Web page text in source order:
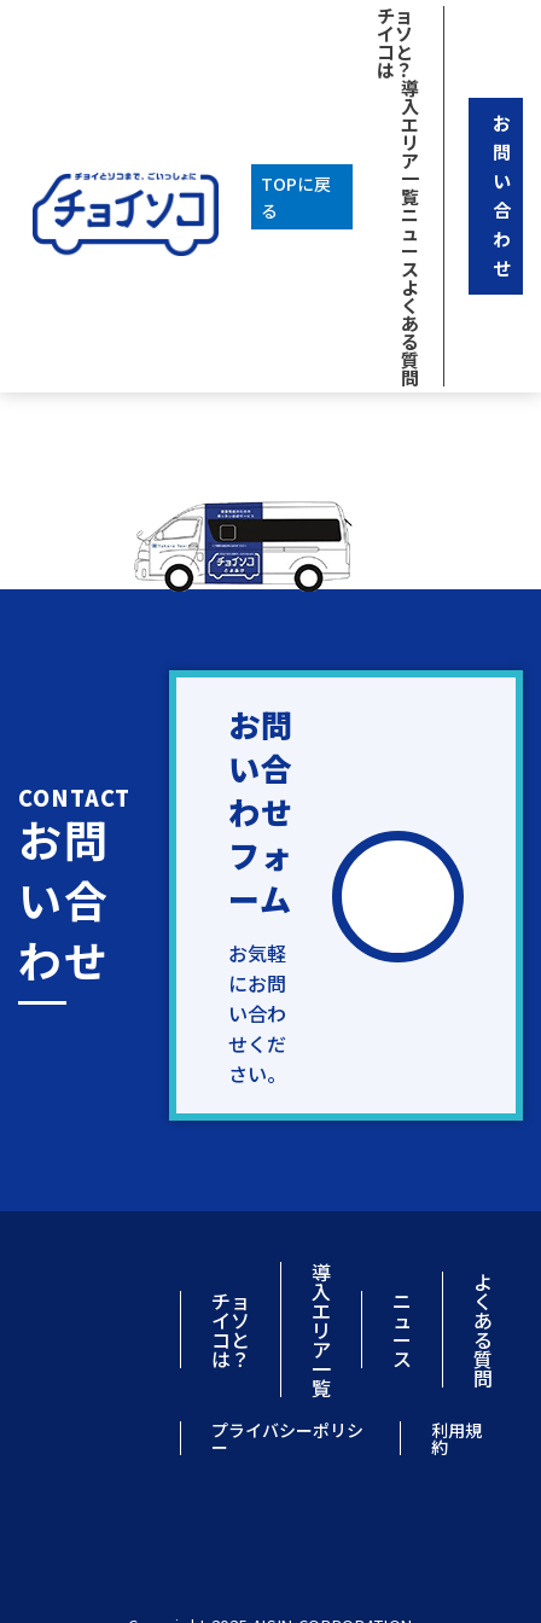
TOPに戻
る
チョ
イソ
コと
は？
導
入
エ
リ
ア
一
覧
ニ
ュ
ー
ス
よ
く
あ
る
質
問
お
問
い
合
わ
せ
1
CONTACT
お問
い合
わせ
お問
い合
わせ
フォ
ーム
お気軽
にお問
い合わ
せくだ
さい。
チョ
イソ
コと
は？
導
入
エ
リ
ア
一
覧
ニ
ュ
ー
ス
よ
く
あ
る
質
問
プライバシーポリシ
ー
利用規
約